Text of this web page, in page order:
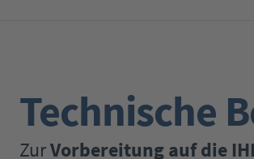
Technische
ZurVorbereitung auf die